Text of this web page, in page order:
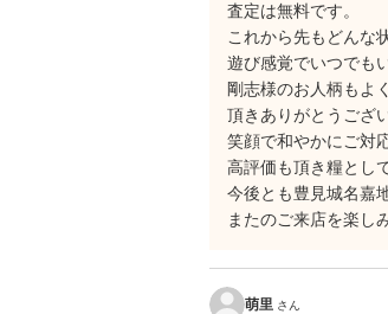
査定は無料です。
これから先もどんな
遊び感覚でいつでも
剛志様のお人柄もよ
頂きありがとうござ
笑顔で和やかにご対
高評価も頂き糧とし
今後とも豊見城名嘉
またのご来店を楽し
萌里 さん